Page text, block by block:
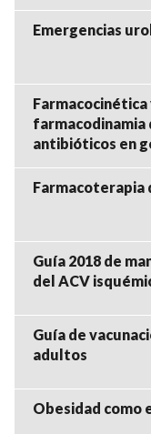
Emergencias
Farmacocinética
farmacodinamia
antibióticos en
Farmacoterapia
Guía 2018 de
del ACV
Guía de
adultos
Obesidad como